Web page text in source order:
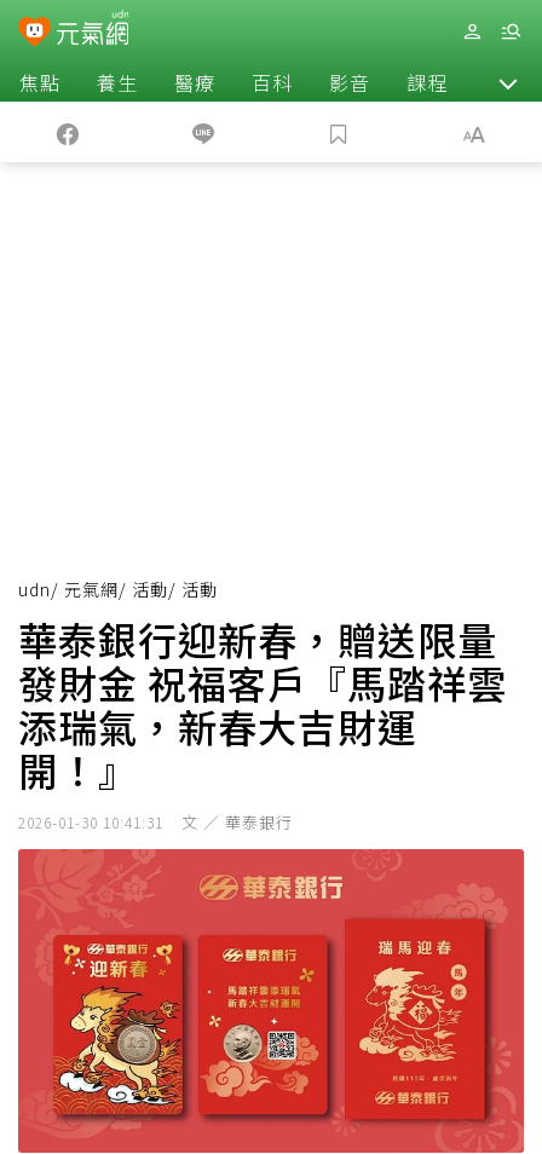
焦點 養生 醫療 百科 影音 課程 退休
udn/ 元氣網/ 活動/ 活動
華泰銀行迎新春，贈送限量
發財金 祝福客戶『馬踏祥雲
添瑞氣，新春大吉財運
開！』
2026-01-30 10:41:31 文 ／ 華泰銀行